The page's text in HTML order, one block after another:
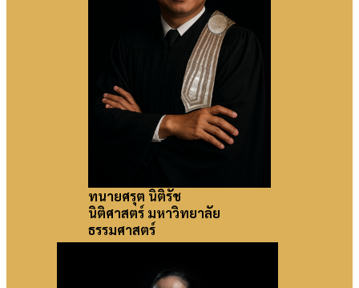
ทนายศรุต นิติรัช
นิติศาสตร์ มหาวิทยาลัย
ธรรมศาสตร์